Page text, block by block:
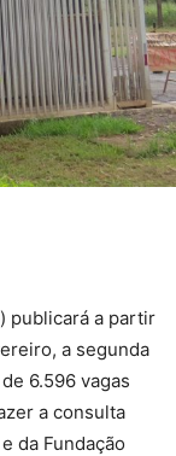
publicará a partir
a segunda
6.596 vagas
a consulta
e da Fundação